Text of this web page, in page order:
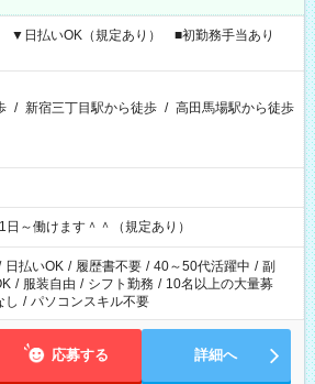
▼日払いOK（規定あり） ■初勤務手当あり
/ 新宿三丁目駅から徒歩 / 高田馬場駅から徒歩
～働けます＾＾（規定あり）
日払いOK / 履歴書不要 / 40～50代活躍中 / 副
/ 服装自由 / シフト勤務 / 10名以上の大量募
し / パソコンスキル不要
応募する 詳細へ